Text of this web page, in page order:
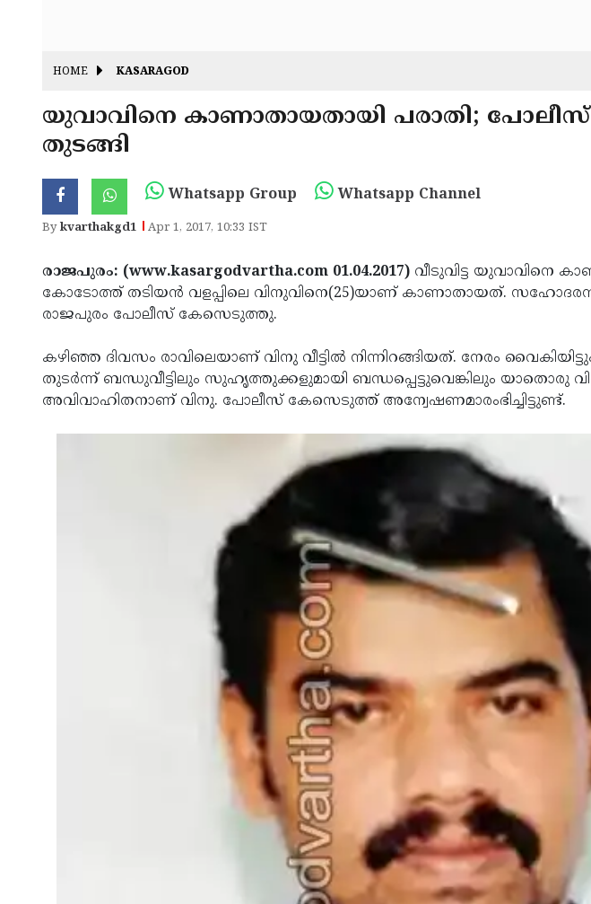
HOME KASARAGOD
യുവാവിനെ കാണാതായതായി പരാതി;
തുടങ്ങി
Whatsapp Group Whatsapp Channel
Bykvarthakgd1 Apr 1, 2017, 10:33 IST
രാജപുരം: (www.kasargodvartha.com 01.04.2017) വീടുവിട്ട യുവാവിനെ
കോടോത്ത് തടിയന്‍ വളപ്പിലെ വിനുവിനെ(25)യാണ് കാണാതായത്. സഹോദരന്‍
രാജപുരം പോലീസ് കേസെടുത്തു.
കഴിഞ്ഞ ദിവസം രാവിലെയാണ് വിനു വീട്ടില്‍ നിന്നിറങ്ങിയത്. നേരം
തുടര്‍ന്ന് ബന്ധുവീട്ടിലും സുഹൃത്തുക്കളുമായി ബന്ധപ്പെട്ടുവെങ്കിലും യാതൊരു
അവിവാഹിതനാണ് വിനു. പോലീസ് കേസെടുത്ത് അന്വേഷണമാരംഭിച്ചിട്ടുണ്ട്.